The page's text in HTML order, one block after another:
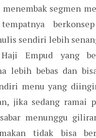
segmen
sendiri lebih
Empud yang
lebih bebas dan
menu yang
jika sedang ramai
menunggu
tidak bisa